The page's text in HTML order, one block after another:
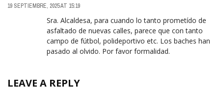
19 SEPTIEMBRE, 2025 AT 15:19
Sra. Alcaldesa, para cuando lo tanto prometído de
asfaltado de nuevas calles, parece que con tanto
campo de fútbol, polideportivo etc. Los baches han
pasado al olvido. Por favor formalidad.
LEAVE A REPLY